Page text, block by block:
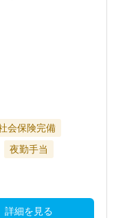
会保険完備
夜勤手当
詳細を見る